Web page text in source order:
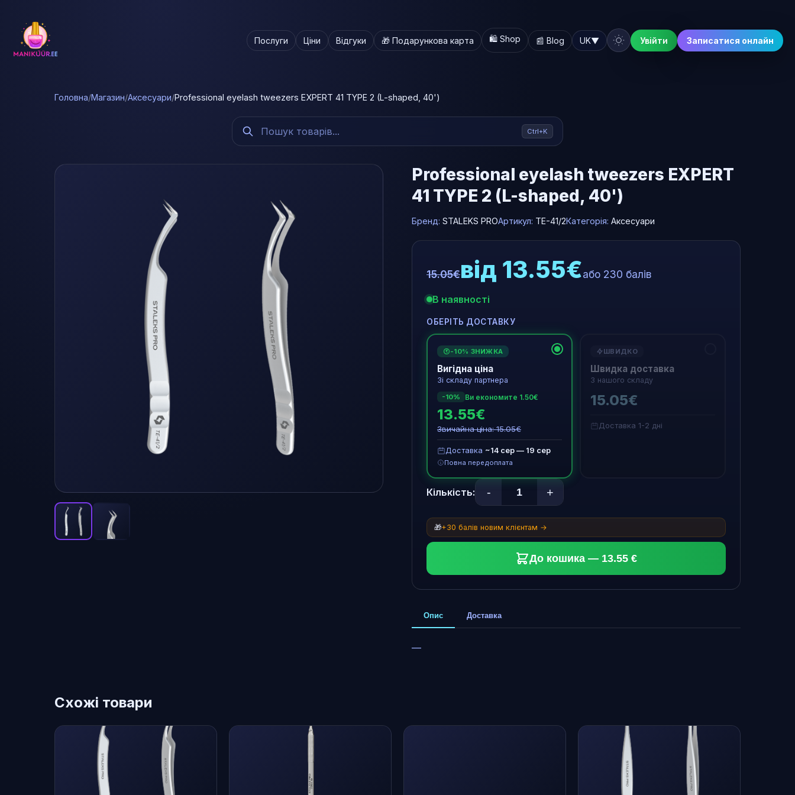
Послуги Ціни Відгуки 🎁 Подарункова карта 🛍️ Shop 📰 Blog UK▼ Увійти Записатися онлайн
Головна/Магазин/Аксесуари/Professional eyelash tweezers EXPERT 41 TYPE 2 (L-shaped, 40')
Ctrl+K
Professional eyelash tweezers EXPERT
41 TYPE 2 (L-shaped, 40')
Бренд: STALEKS PROАртикул: TE-41/2Категорія: Аксесуари
15.05€від 13.55€або 230 балів
В наявності
ОБЕРІТЬ ДОСТАВКУ
€ -10% ЗНИЖКА
Вигідна ціна
Зі складу партнера
-10% Ви економите 1.50€
13.55€
Звичайна ціна: 15.05€
Доставка ~14 сер — 19 сер
Повна передоплата
ШВИДКО
Швидка доставка
З нашого складу
15.05€
Доставка 1-2 дні
Кількість: - +
🎁+30 балів новим клієнтам →
До кошика — 13.55 €
Опис Доставка
—
Схожі товари